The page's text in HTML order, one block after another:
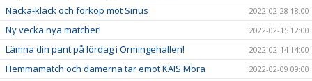
Nacka-klack och förköp mot Sirius 2022-02-28 18:00
Ny vecka nya matcher! 2022-02-15 12:00
Lämna din pant på lördag i Ormingehallen! 2022-02-14 14:00
Hemmamatch och damerna tar emot KAIS Mora 2022-02-09 09:00